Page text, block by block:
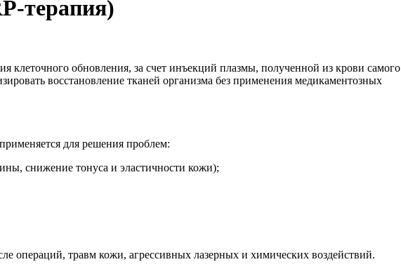
терапия)
клеточного обновления, за счет инъекций плазмы, полученной из крови самого
восстановление тканей организма без применения медикаментозных
для решения проблем:
снижение тонуса и эластичности кожи);
операций, травм кожи, агрессивных лазерных и химических воздействий.